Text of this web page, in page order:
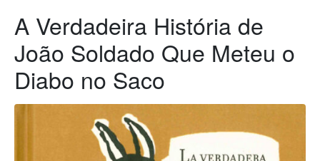
A Verdadeira História de
João Soldado Que Meteu o
Diabo no Saco